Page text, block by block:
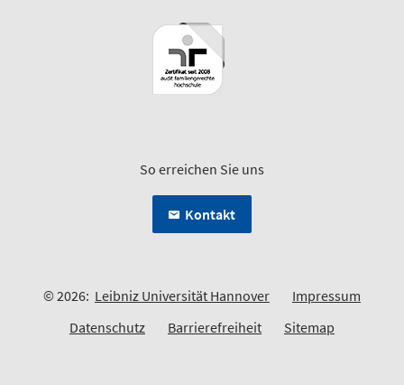
So erreichen Sie uns
Kontakt
© 2026: Leibniz Universität Hannover
Impressum
Datenschutz
Barrierefreiheit Sitemap